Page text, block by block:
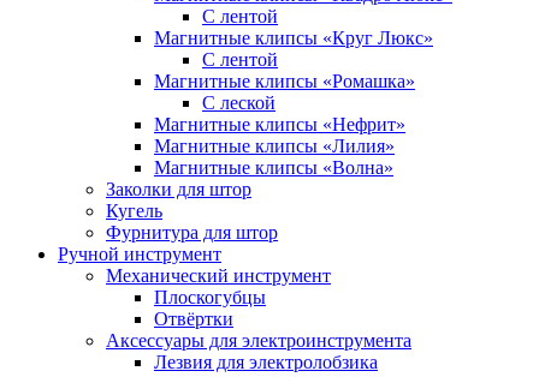
С лентой
Магнитные клипсы «Круг Люкс»
С лентой
Магнитные клипсы «Ромашка»
С леской
Магнитные клипсы «Нефрит»
Магнитные клипсы «Лилия»
Магнитные клипсы «Волна»
Заколки для штор
Кугель
Фурнитура для штор
Ручной инструмент
Механический инструмент
Плоскогубцы
Отвёртки
Аксессуары для электроинструмента
Лезвия для электролобзика